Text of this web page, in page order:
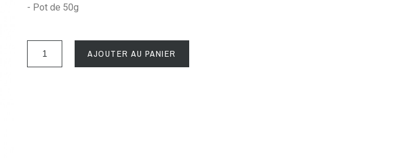
- Pot de 50g
AJOUTER AU PANIER